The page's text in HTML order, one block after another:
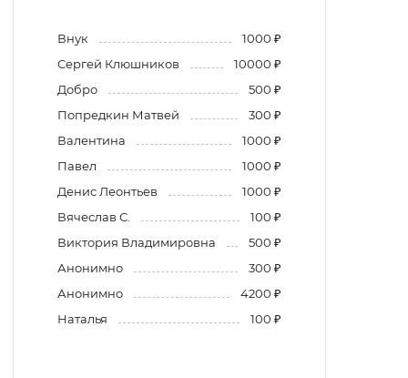
Внук
1000 ₽
Сергей Клюшников
10000 ₽
Добро
500 ₽
Попредкин Матвей
300 ₽
Валентина
1000 ₽
Павел
1000 ₽
Денис Леонтьев
1000 ₽
Вячеслав С.
100 ₽
Виктория Владимировна
500 ₽
Анонимно
300 ₽
Анонимно
4200 ₽
Наталья
100 ₽